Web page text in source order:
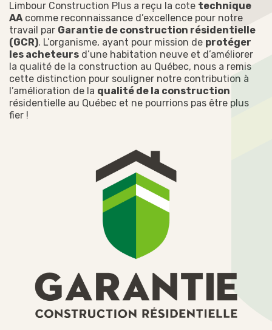
Limbour Construction Plus a reçu la cote technique
AAcomme reconnaissance d’excellence pour notre
travail par Garantie de construction résidentielle
(GCR). L’organisme, ayant pour mission de protéger
les acheteurs d’une habitation neuve et d’améliorer
la qualité de la construction au Québec, nous a remis
cette distinction pour souligner notre contribution à
l’amélioration de la qualité de la construction
résidentielle au Québec et ne pourrions pas être plus
fier !